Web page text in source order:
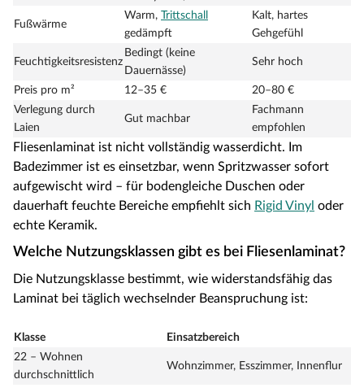
Fußwärme
Warm, Trittschall
gedämpft
Kalt, hartes
Gehgefühl
Feuchtigkeitsresistenz
Bedingt (keine
Dauernässe)
Sehr hoch
Preis pro m² 12–35 €
20–80 €
Verlegung durch
Laien
Gut machbar
Fachmann
empfohlen
Fliesenlaminat ist nicht vollständig wasserdicht. Im
Badezimmer ist es einsetzbar, wenn Spritzwasser sofort
aufgewischt wird – für bodengleiche Duschen oder
dauerhaft feuchte Bereiche empfiehlt sich Rigid Vinyl oder
echte Keramik.
Welche Nutzungsklassen gibt es bei Fliesenlaminat?
Die Nutzungsklasse bestimmt, wie widerstandsfähig das
Laminat bei täglich wechselnder Beanspruchung ist:
Klasse
Einsatzbereich
22 – Wohnen
durchschnittlich
Wohnzimmer, Esszimmer, Innenflur